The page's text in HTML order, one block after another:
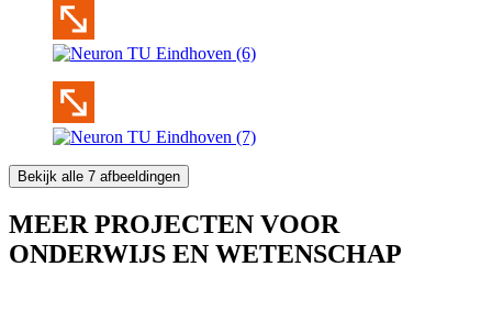
Bekijk alle 7 afbeeldingen
MEER PROJECTEN VOOR
ONDERWIJS EN WETENSCHAP